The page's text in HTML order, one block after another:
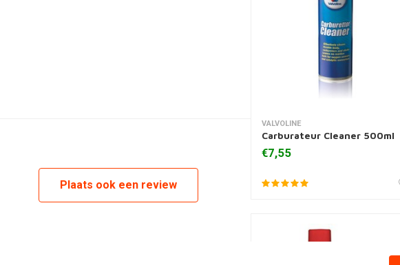
Plaats ook een review
Toevoegen aan winkelwagen
VALVOLINE
Carburateur Cleaner 500ml
€7,55